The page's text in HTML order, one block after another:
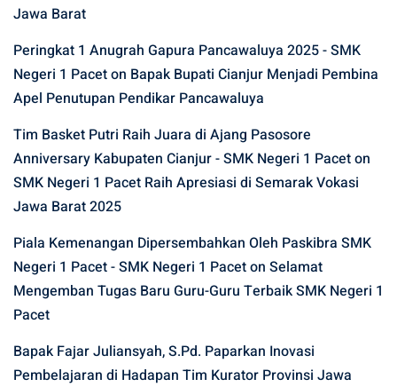
Jawa Barat
Peringkat 1 Anugrah Gapura Pancawaluya 2025 - SMK
Negeri 1 Paceton Bapak Bupati Cianjur Menjadi Pembina
Apel Penutupan Pendikar Pancawaluya
Tim Basket Putri Raih Juara di Ajang Pasosore
Anniversary Kabupaten Cianjur - SMK Negeri 1 Paceton
SMK Negeri 1 Pacet Raih Apresiasi di Semarak Vokasi
Jawa Barat 2025
Piala Kemenangan Dipersembahkan Oleh Paskibra SMK
Negeri 1 Pacet - SMK Negeri 1 Paceton Selamat
Mengemban Tugas Baru Guru-Guru Terbaik SMK Negeri 1
Pacet
Bapak Fajar Juliansyah, S.Pd. Paparkan Inovasi
Pembelajaran di Hadapan Tim Kurator Provinsi Jawa